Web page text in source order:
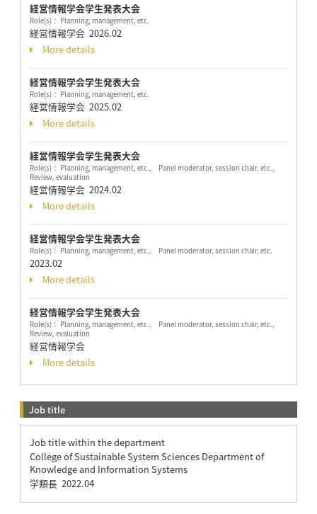
経営情報学会学生発表大会
Role(s)： Planning, management, etc.
経営情報学会 2026.02
More details
経営情報学会学生発表大会
Role(s)： Planning, management, etc.
経営情報学会 2025.02
More details
経営情報学会学生発表大会
Role(s)： Planning, management, etc., Panel moderator, session chair, etc.,
Review, evaluation
経営情報学会 2024.02
More details
経営情報学会学生発表大会
Role(s)： Planning, management, etc., Panel moderator, session chair, etc.
2023.02
More details
経営情報学会学生発表大会
Role(s)： Planning, management, etc., Panel moderator, session chair, etc.,
Review, evaluation
経営情報学会
More details
Job title
Job title within the department
College of Sustainable System Sciences Department of
Knowledge and Information Systems
学類長 2022.04